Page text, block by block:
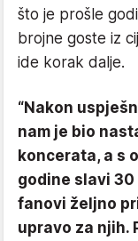
što je prošle
brojne goste iz
ide korak dalje.
“Nakon
nam je bio
koncerata, a s
godine slavi
fanovi željno
upravo za njih.